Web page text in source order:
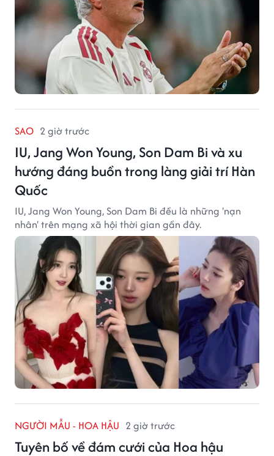
SAO 2 giờ trước
IU, Jang Won Young, Son Dam Bi và xu
hướng đáng buồn trong làng giải trí Hàn
Quốc
IU, Jang Won Young, Son Dam Bi đều là những 'nạn
nhân' trên mạng xã hội thời gian gần đây.
NGƯỜI MẪU - HOA HẬU 2 giờ trước
Tuyên bố về đám cưới của Hoa hậu